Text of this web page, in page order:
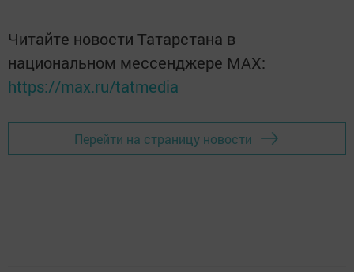
Читайте новости Татарстана в
национальном мессенджере MАХ:
https://max.ru/tatmedia
Перейти на страницу новости